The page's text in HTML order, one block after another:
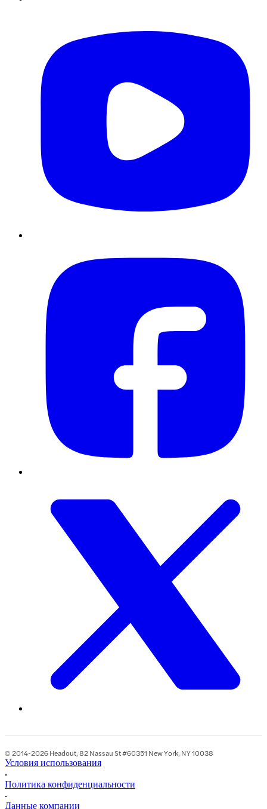
© 2014-2026 Headout, 82 Nassau St #60351 New York, NY 10038
Условия использования
•
Политика конфиденциальности
•
Данные компании